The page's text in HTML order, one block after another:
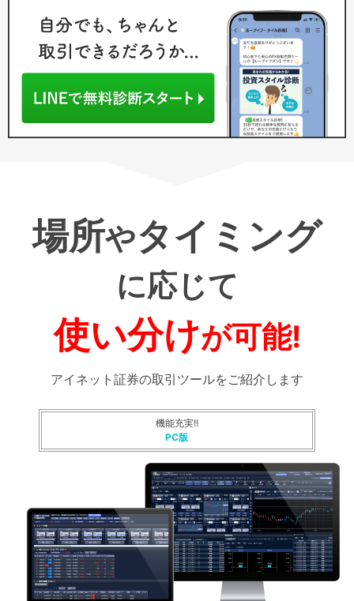
場所やタイミング
に応じて
使い分けが可能!
アイネット証券の取引ツールをご紹介します
機能充実!!
PC版